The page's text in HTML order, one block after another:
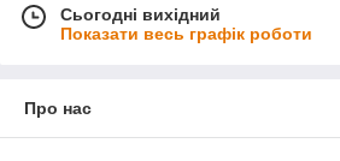
Сьогодні вихідний
Показати весь графік роботи
Про нас